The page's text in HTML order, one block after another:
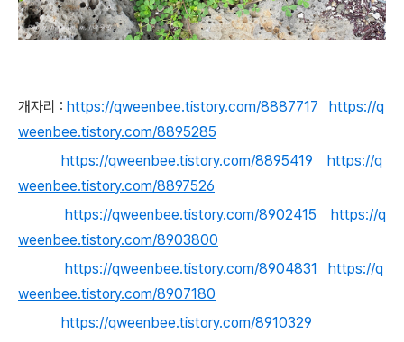
개자리 : https://qweenbee.tistory.com/8887717
https://q
weenbee.tistory.com/8895285
https://qweenbee.tistory.com/8895419
https://q
weenbee.tistory.com/8897526
https://qweenbee.tistory.com/8902415
https://q
weenbee.tistory.com/8903800
https://qweenbee.tistory.com/8904831
https://q
weenbee.tistory.com/8907180
https://qweenbee.tistory.com/8910329